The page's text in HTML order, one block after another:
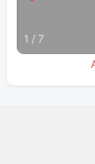
1 / 7